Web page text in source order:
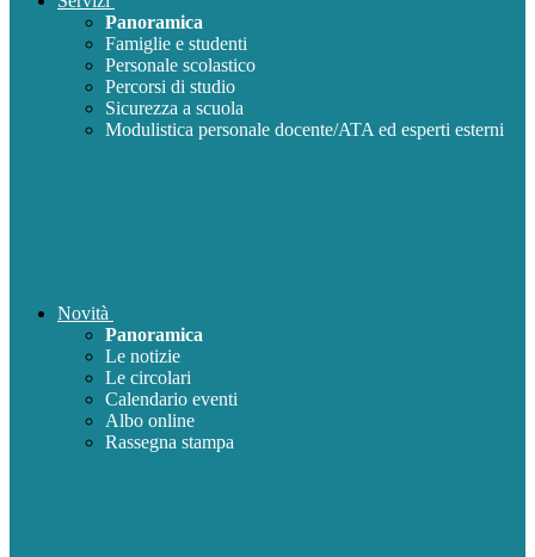
Panoramica
Famiglie e studenti
Personale scolastico
Percorsi di studio
Sicurezza a scuola
Modulistica personale docente/ATA ed esperti esterni
Novità
Panoramica
Le notizie
Le circolari
Calendario eventi
Albo online
Rassegna stampa